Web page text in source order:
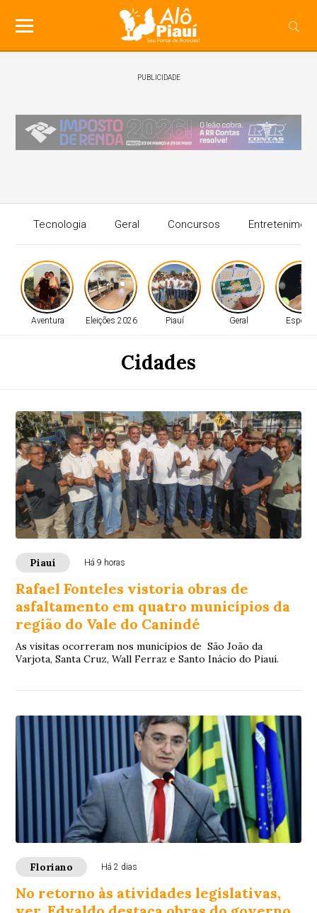
PUBLICIDADE
Tecnologia Geral Concursos
Aventura Eleições 2026 Piauí Geral
Cidades
Piauí Há 9 horas
Rafael Fonteles vistoria obras de
asfaltamento em quatro municípios da
região do Vale do Canindé
As visitas ocorreram nos municípios de São João da
Varjota, Santa Cruz, Wall Ferraz e Santo Inácio do Piauí.
Floriano Há 2 dias
No retorno às atividades legislativas,